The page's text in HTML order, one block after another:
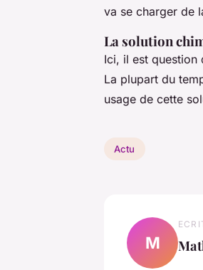
va se charger de
La solution
Ici, il est question
La plupart du
usage de cette
Actu
M